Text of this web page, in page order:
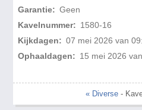
Garantie: Geen
Kavelnummer: 1580-16
Kijkdagen: 07 mei 2026 van
Ophaaldagen: 15 mei 2026
« Diverse-